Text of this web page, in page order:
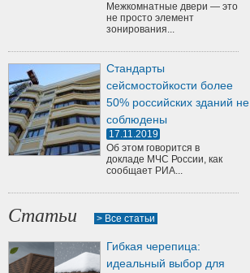
Межкомнатные двери — это
не просто элемент
зонирования...
Стандарты
сейсмостойкости более
50% российских зданий не
соблюдены
17.11.2019
Об этом говорится в
докладе МЧС России, как
сообщает РИА...
Статьи > Все статьи
Гибкая черепица:
идеальный выбор для